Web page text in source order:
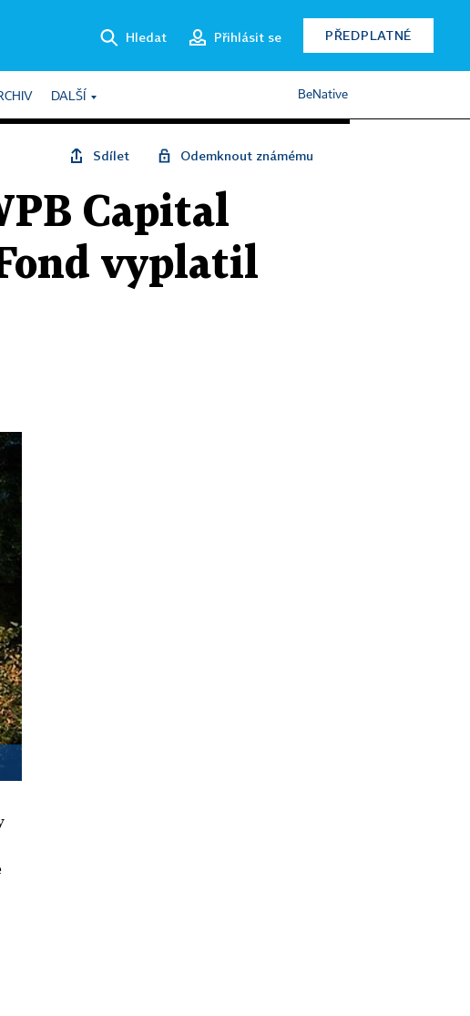
Hledat Přihlásit se PŘEDPLATNÉ
DALŠÍ BeNative
Sdílet Odemknout známému
Capital
vyplatil